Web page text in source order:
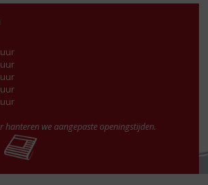
uur
uur
uur
uur
uur
hanteren we aangepaste openingstijden.